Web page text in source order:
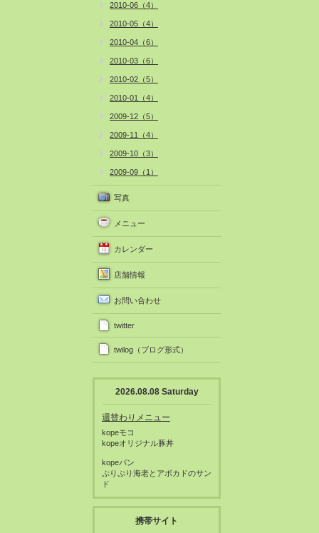
2010-06（4）
2010-05（4）
2010-04（6）
2010-03（6）
2010-02（5）
2010-01（4）
2009-12（5）
2009-11（4）
2009-10（3）
2009-09（1）
写真
メニュー
カレンダー
店舗情報
お問い合わせ
twitter
twilog（ブログ形式）
2026.08.08 Saturday
週替わりメニュー
kopeモコ
kopeオリジナル豚丼
kopeパン
ぷりぷり海老とアボカドのサン
ド
携帯サイト